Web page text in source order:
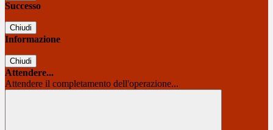
Successo
Chiudi
Informazione
Chiudi
Attendere...
Attendere il completamento dell'operazione...